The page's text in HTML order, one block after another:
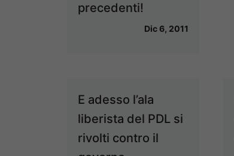
precedenti!
Dic 6, 2011
E adesso l’ala
liberista del PDL si
rivolti contro il